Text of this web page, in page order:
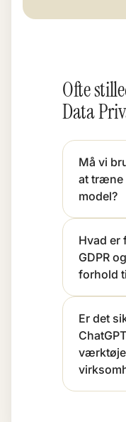
Ofte
Data
Må vi
at træne
model?
Hvad er
GDPR
forhold
Er det